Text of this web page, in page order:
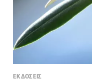
ΕΚΔΟΣΕΙΣ